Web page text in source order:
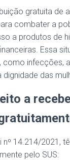
gratuita de
combater a
a produtos de
Essa
como infecções,
dignidade das
a
14.214/2021,
pelo SUS: